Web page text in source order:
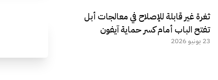
ثغرة غير قابلة للإصلاح في معالجات أبل
تفتح الباب أمام كسر حماية آيفون
23 يونيو 2026